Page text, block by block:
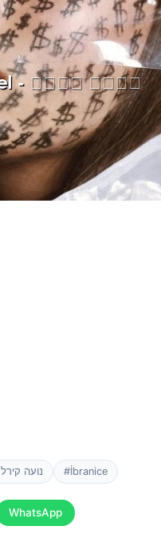
#Noa Kirel - נועה קירל #İbranice
WhatsApp